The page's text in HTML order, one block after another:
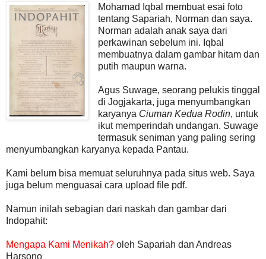
Mohamad Iqbal membuat esai foto
tentang Sapariah, Norman dan saya.
Norman adalah anak saya dari
perkawinan sebelum ini. Iqbal
membuatnya dalam gambar hitam dan
putih maupun warna.
Agus Suwage, seorang pelukis tinggal
di Jogjakarta, juga menyumbangkan
karyanya Ciuman Kedua Rodin, untuk
ikut memperindah undangan. Suwage
termasuk seniman yang paling sering
menyumbangkan karyanya kepada Pantau.
Kami belum bisa memuat seluruhnya pada situs web. Saya
juga belum menguasai cara upload file pdf.
Namun inilah sebagian dari naskah dan gambar dari
Indopahit:
Mengapa Kami Menikah? oleh Sapariah dan Andreas
Harsono